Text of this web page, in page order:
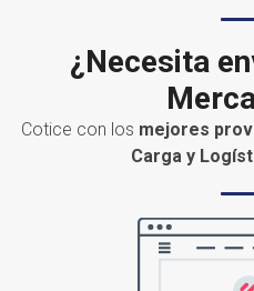
¿Necesita
Cotice con los mejores
Carga y